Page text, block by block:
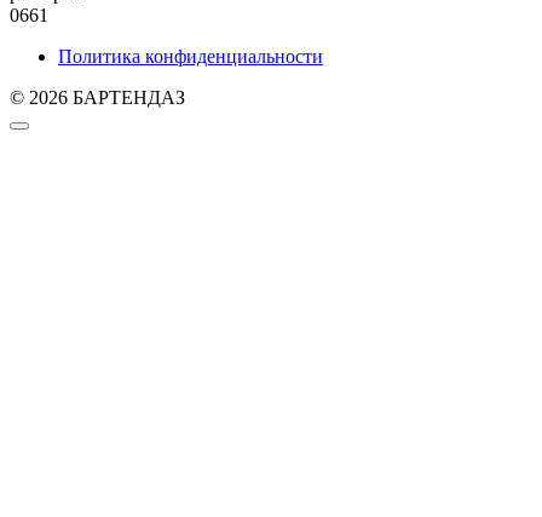
0661
Политика конфиденциальности
© 2026 БАРТЕНДАЗ